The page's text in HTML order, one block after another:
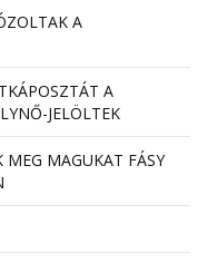
A
A
JELÖLTEK
MEG MAGUKAT FÁSY